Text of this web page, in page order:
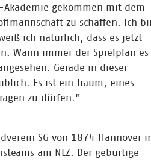
gekommen mit dem
zu schaffen. Ich
ich natürlich, dass es jetzt
Wann immer der Spielplan es
Gerade in dieser
Es ist ein Traum, eines
zu dürfen."
SG von 1874 Hannover
am NLZ. Der gebürtige